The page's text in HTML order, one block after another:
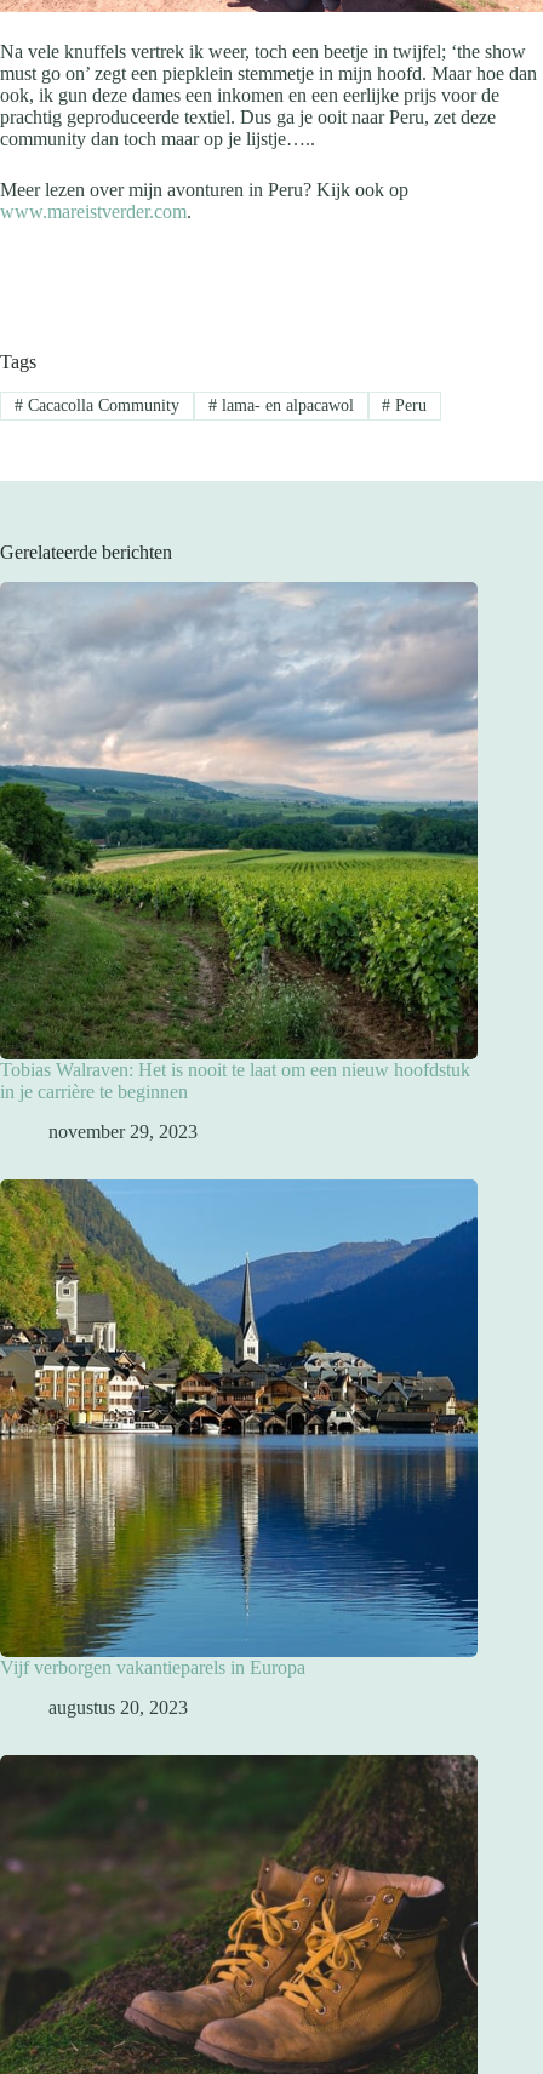
Na vele knuffels vertrek ik weer, toch een beetje in twijfel; ‘the show
must go on’ zegt een piepklein stemmetje in mijn hoofd. Maar hoe dan
ook, ik gun deze dames een inkomen en een eerlijke prijs voor de
prachtig geproduceerde textiel. Dus ga je ooit naar Peru, zet deze
community dan toch maar op je lijstje…..
Meer lezen over mijn avonturen in Peru? Kijk ook op
www.mareistverder.com.
Tags
#Cacacolla Community #lama- en alpacawol # Peru
Gerelateerde berichten
Tobias Walraven: Het is nooit te laat om een nieuw hoofdstuk
in je carrière te beginnen
november 29, 2023
Vijf verborgen vakantieparels in Europa
augustus 20, 2023